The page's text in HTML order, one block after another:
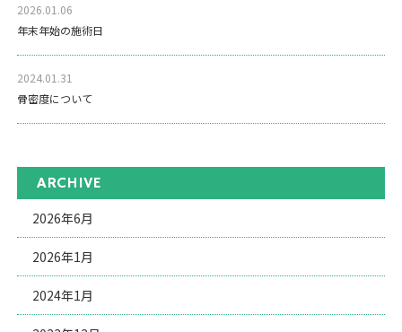
2026.01.06
年末年始の施術日
2024.01.31
骨密度について
ARCHIVE
2026年6月
2026年1月
2024年1月